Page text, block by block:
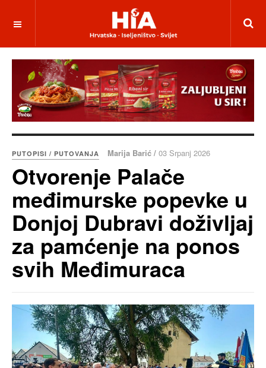
PUTOPISI / PUTOVANJA Marija Barić / 03 Srpanj 2026
Otvorenje Palače
međimurske popevke u
Donjoj Dubravi doživljaj
za pamćenje na ponos
svih Međimuraca